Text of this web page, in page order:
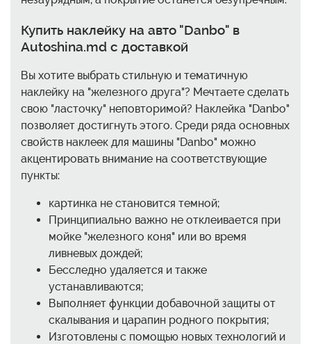
Купить наклейку на авто "Danbo" в
Autoshina.md с доставкой
Вы хотите выбрать стильную и тематичную
наклейку на "железного друга"? Мечтаете сделать
свою "ласточку" неповторимой? Наклейка "Danbo"
позволяет достигнуть этого. Среди ряда основных
свойств наклеек для машины "Danbo" можно
акцентировать внимание на соответствующие
пункты:
картинка не становится темной;
Принципиально важно не отклеивается при
мойке "железного коня" или во время
ливневых дождей;
Бесследно удаляется и также
устанавливаются;
Выполняет функции добавочной защиты от
скалывания и царапин родного покрытия;
Изготовлены с помощью новых технологий и